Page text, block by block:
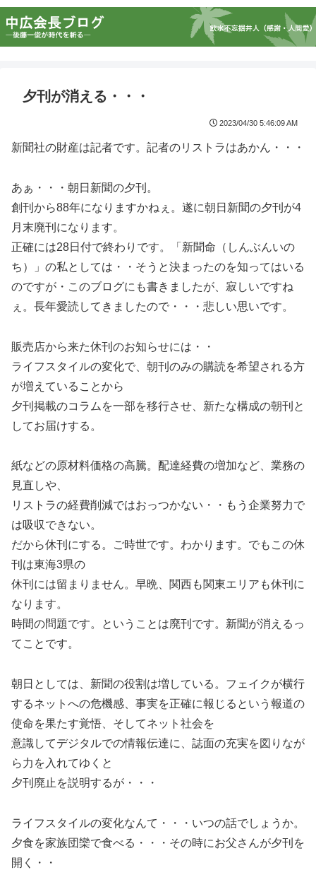
夕刊が消える・・・
2023/04/30 5:46:09 AM
新聞社の財産は記者です。記者のリストラはあかん・・・
あぁ・・・朝日新聞の夕刊。
創刊から88年になりますかねぇ。遂に朝日新聞の夕刊が4
月末廃刊になります。
正確には28日付で終わりです。「新聞命（しんぶんいの
ち）」の私としては・・そうと決まったのを知ってはいる
のですが・このブログにも書きましたが、寂しいですね
ぇ。長年愛読してきましたので・・・悲しい思いです。
販売店から来た休刊のお知らせには・・
ライフスタイルの変化で、朝刊のみの購読を希望される方
が増えていることから
夕刊掲載のコラムを一部を移行させ、新たな構成の朝刊と
してお届けする。
紙などの原材料価格の高騰。配達経費の増加など、業務の
見直しや、
リストラの経費削減ではおっつかない・・もう企業努力で
は吸収できない。
だから休刊にする。ご時世です。わかります。でもこの休
刊は東海3県の
休刊には留まりません。早晩、関西も関東エリアも休刊に
なります。
時間の問題です。ということは廃刊です。新聞が消えるっ
てことです。
朝日としては、新聞の役割は増している。フェイクが横行
するネットへの危機感、事実を正確に報じるという報道の
使命を果たす覚悟、そしてネット社会を
意識してデジタルでの情報伝達に、誌面の充実を図りなが
ら力を入れてゆくと
夕刊廃止を説明するが・・・
ライフスタイルの変化なんて・・・いつの話でしょうか。
夕食を家族団欒で食べる・・・その時にお父さんが夕刊を
開く・・